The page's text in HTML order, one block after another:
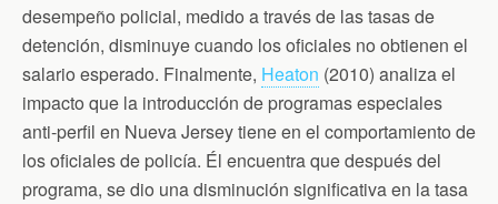
desempeño policial, medido a través de las tasas de
detención, disminuye cuando los oficiales no obtienen el
salario esperado. Finalmente, Heaton (2010) analiza el
impacto que la introducción de programas especiales
anti-perfil en Nueva Jersey tiene en el comportamiento de
los oficiales de policía. Él encuentra que después del
programa, se dio una disminución significativa en la tasa